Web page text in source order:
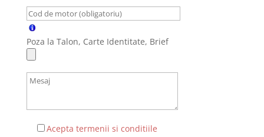
Poza la Talon, Carte Identitate, Brief
Acepta termenii si conditiile